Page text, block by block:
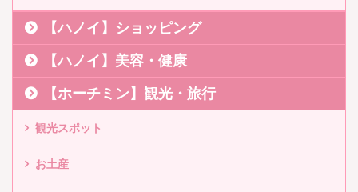
【ハノイ】ショッピング
【ハノイ】美容・健康
【ホーチミン】観光・旅行
観光スポット
お土産